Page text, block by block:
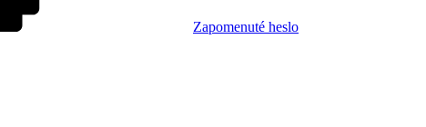
Zapomenuté heslo